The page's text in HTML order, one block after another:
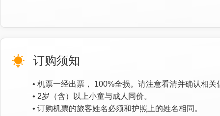
订购须知
• 机票一经出票， 100%全损。请注意看清并确认相
• 2岁（含）以上小童与成人同价。
• 订购机票的旅客姓名必须和护照上的姓名相同。